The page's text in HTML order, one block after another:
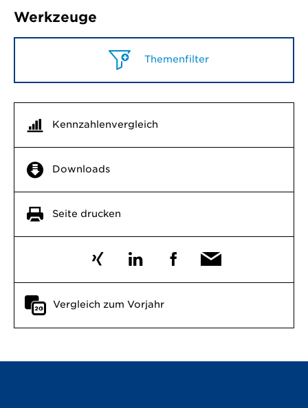
Werkzeuge
Themenfilter
Kennzahlenvergleich
Downloads
Seite drucken
Vergleich zum Vorjahr